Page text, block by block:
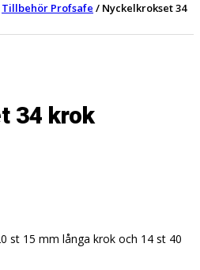
Tillbehör Profsafe / Nyckelkrokset 34
34 krok
st 15 mm långa krok och 14 st 40